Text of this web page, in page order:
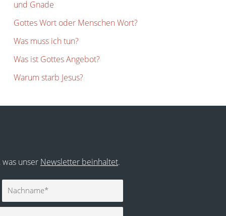
und Gnade
Gottes Wort oder Menschen Wort?
Was muss ich tun?
Was ist Gottes Angebot?
Warum starb Jesus?
unser Newsletter beinhaltet.
Nachname